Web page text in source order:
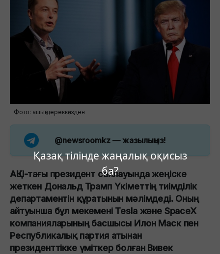
Қазақ тілінде жаңалық оқисыз
ба?
Фото: ашық дереккөзден
@newsroomkz — жазылыңыз!
АҚШ-тағы президент сайлауында жеңіске
жеткен Дональд Трамп Үкіметтің тиімділік
департаментін құратынын мәлімдеді. Оның
айтуынша бұл мекемені Tesla және SpaceX
компанияларының басшысы Илон Маск пен
Республикалық партия атынан
президенттікке үміткер болған Вивек